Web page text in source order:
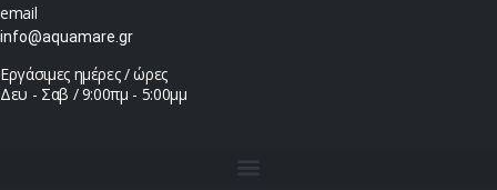
email
info@aquamare.gr
Εργάσιμες ημέρες / ώρες
Δευ - Σαβ / 9:00πμ - 5:00μμ